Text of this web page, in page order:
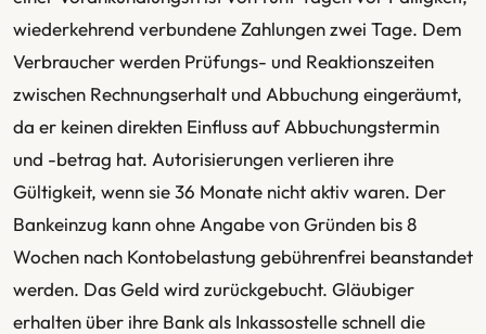
wiederkehrend verbundene Zahlungen zwei Tage. Dem
Verbraucher werden Prüfungs- und Reaktionszeiten
zwischen Rechnungserhalt und Abbuchung eingeräumt,
da er keinen direkten Einfluss auf Abbuchungstermin
und -betrag hat. Autorisierungen verlieren ihre
Gültigkeit, wenn sie 36 Monate nicht aktiv waren. Der
Bankeinzug kann ohne Angabe von Gründen bis 8
Wochen nach Kontobelastung gebührenfrei beanstandet
werden. Das Geld wird zurückgebucht. Gläubiger
erhalten über ihre Bank als Inkassostelle schnell die